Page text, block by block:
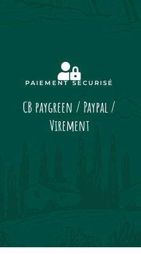
PAIEMENT SÉCURISÉ
CB paygreen / Paypal /
Virement